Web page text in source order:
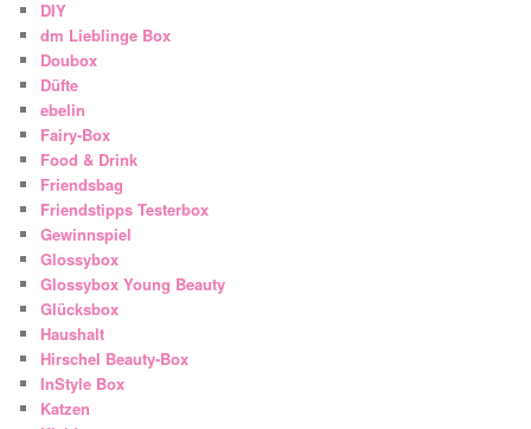
DIY
dm Lieblinge Box
Doubox
Düfte
ebelin
Fairy-Box
Food & Drink
Friendsbag
Friendstipps Testerbox
Gewinnspiel
Glossybox
Glossybox Young Beauty
Glücksbox
Haushalt
Hirschel Beauty-Box
InStyle Box
Katzen